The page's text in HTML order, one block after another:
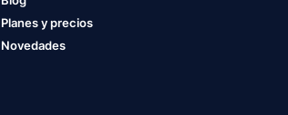
Planes y precios
Novedades